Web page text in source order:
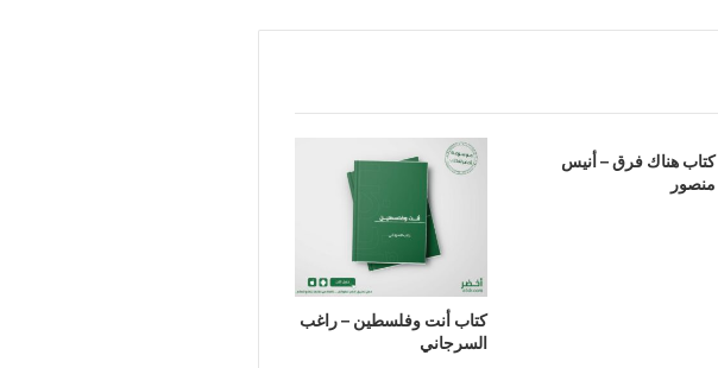
كتاب هناك فرق – أنيس
منصور
كتاب أنت وفلسطين – راغب
السرجاني